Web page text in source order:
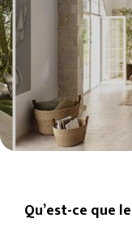
Qu’est-ce que